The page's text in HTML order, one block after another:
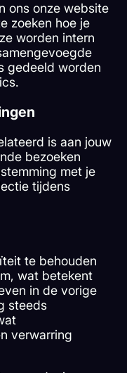
ons onze website
zoeken hoe je
worden intern
gedeeld worden
is aan jouw
bezoeken
met je
tijdens
te behouden
wat betekent
in de vorige
steeds
verwarring